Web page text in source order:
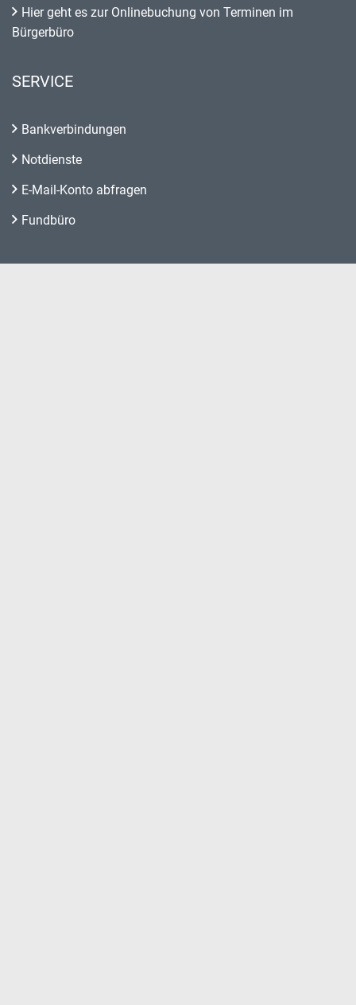
Hier geht es zur Onlinebuchung von Terminen im
Bürgerbüro
SERVICE
Bankverbindungen
Notdienste
E-Mail-Konto abfragen
Fundbüro